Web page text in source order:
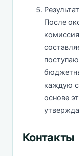
После
каждую
основе
Контакты